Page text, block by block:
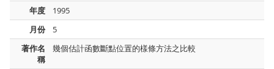
年度
1995
月份
5
著作名
稱
幾個估計函數斷點位置的樣條方法之比較